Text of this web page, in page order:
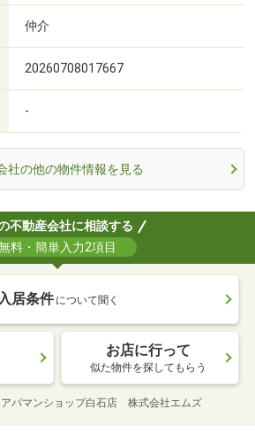
仲介
20260708017667
-
社の他の物件情報を見る
不動産会社に相談する
料・簡単入力2項目
入居条件 について聞く
お店に行って
似た物件を探してもらう
アパマンショップ白石店 株式会社エムズ